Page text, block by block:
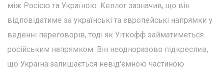
між Росією та Україною. Келлог зазначив, що він
відповідатиме за українські та європейські напрямки у
веденні переговорів, тоді як Уіткофф займатиметься
російським напрямком. Він неодноразово підкреслив,
що Україна залишається невід'ємною частиною